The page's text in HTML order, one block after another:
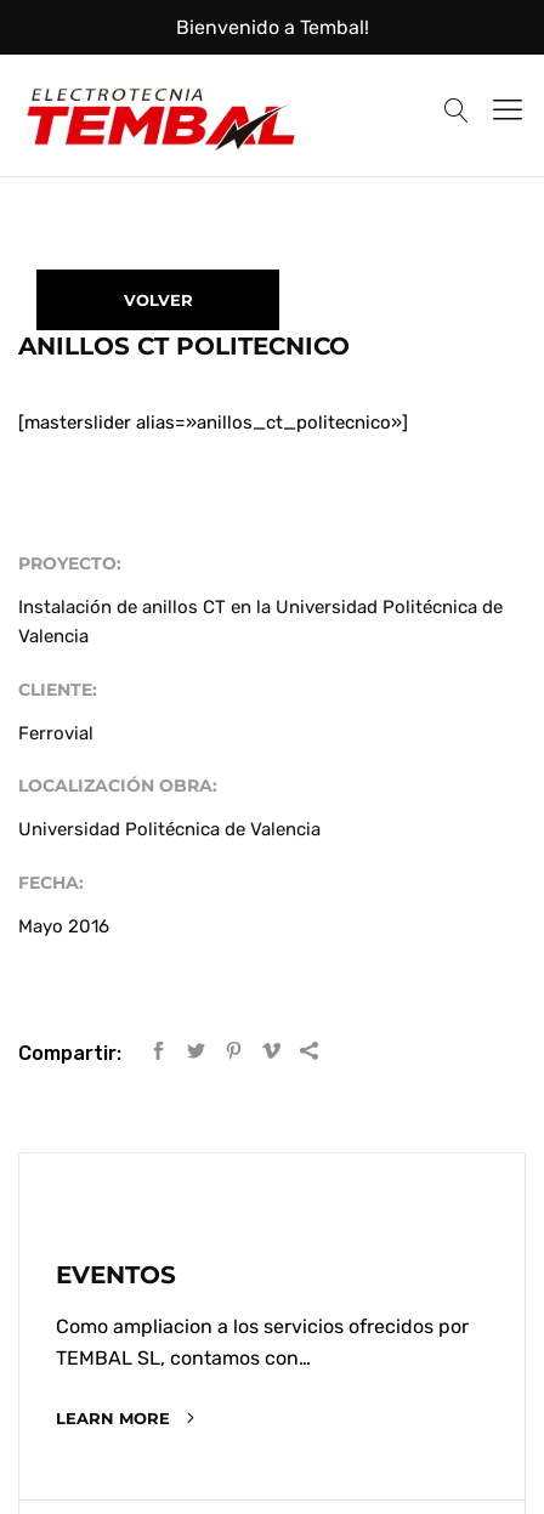
Bienvenido a Tembal!
Eléctricas
Mantenimiento
VOLVER
ANILLOS CT POLITECNICO
[masterslider alias=»anillos_ct_politecnico»]
PROYECTO:
Instalación de anillos CT en la Universidad Politécnica de
Valencia
CLIENTE:
Ferrovial
LOCALIZACIÓN OBRA:
Universidad Politécnica de Valencia
FECHA:
Mayo 2016
Compartir:
EVENTOS
Como ampliacion a los servicios ofrecidos por
TEMBAL SL, contamos con…
LEARN MORE